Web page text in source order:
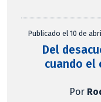
Publicado el 10 de
Del
cuando el
Por